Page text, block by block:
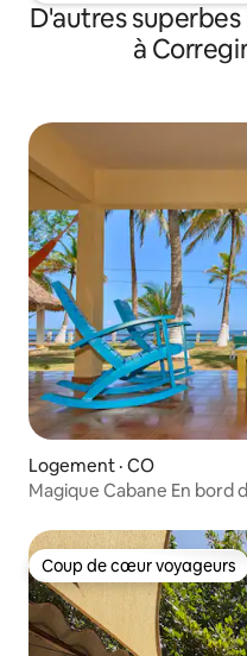
D'autres
à
Logement · CO
Magique Cabane En bord
Coup de cœur voyageurs
Coup de cœur voyageurs